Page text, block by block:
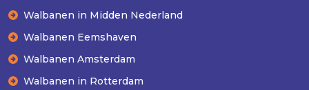
Walbanen in Midden Nederland
Walbanen Eemshaven
Walbanen Amsterdam
Walbanen in Rotterdam